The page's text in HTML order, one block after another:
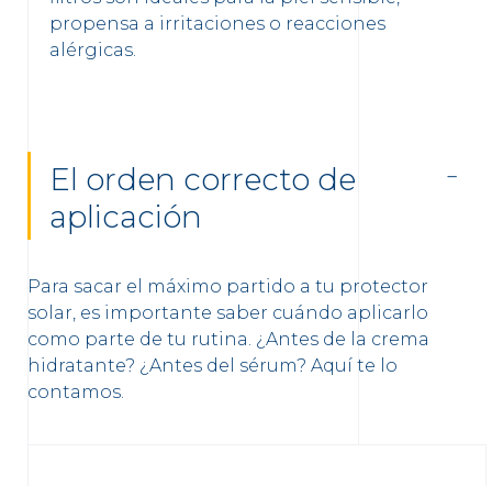
propensa a irritaciones o reacciones
alérgicas.
El orden correcto de
aplicación
Para sacar el máximo partido a tu protector
solar, es importante saber cuándo aplicarlo
como parte de tu rutina. ¿Antes de la crema
hidratante? ¿Antes del sérum? Aquí te lo
contamos.